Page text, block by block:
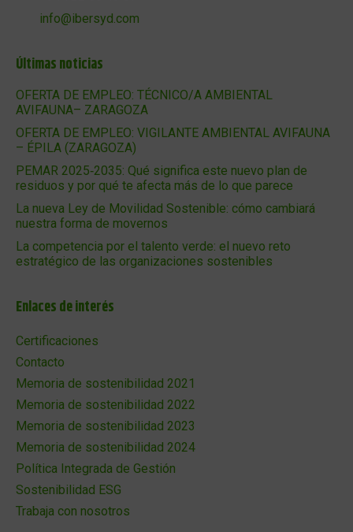
info@ibersyd.com
Últimas noticias
OFERTA DE EMPLEO: TÉCNICO/A AMBIENTAL
AVIFAUNA– ZARAGOZA
OFERTA DE EMPLEO: VIGILANTE AMBIENTAL AVIFAUNA
– ÉPILA (ZARAGOZA)
PEMAR 2025‑2035: Qué significa este nuevo plan de
residuos y por qué te afecta más de lo que parece
La nueva Ley de Movilidad Sostenible: cómo cambiará
nuestra forma de movernos
La competencia por el talento verde: el nuevo reto
estratégico de las organizaciones sostenibles
Enlaces de interés
Certificaciones
Contacto
Memoria de sostenibilidad 2021
Memoria de sostenibilidad 2022
Memoria de sostenibilidad 2023
Memoria de sostenibilidad 2024
Política Integrada de Gestión
Sostenibilidad ESG
Trabaja con nosotros